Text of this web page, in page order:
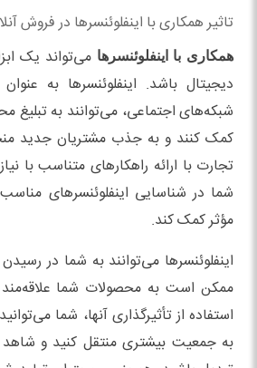
تاثیر همکاری با اینفلوئنسرها در فروش
همکاری با اینفلوئنسرها می‌تواند یک
دیجیتال باشد. اینفلوئنسرها به
شبکه‌های اجتماعی، می‌توانند به
کمک کنند و به جذب مشتریان جدید
تجارت با ارائه راهکارهای متناسب با
شما در شناسایی اینفلوئنسرهای
مؤثر کمک کند.
اینفلوئنسرها می‌توانند به شما در
ممکن است به محصولات شما علاقه‌مند
استفاده از تأثیرگذاری آنها، شما
به جمعیت بیشتری منتقل کنید و